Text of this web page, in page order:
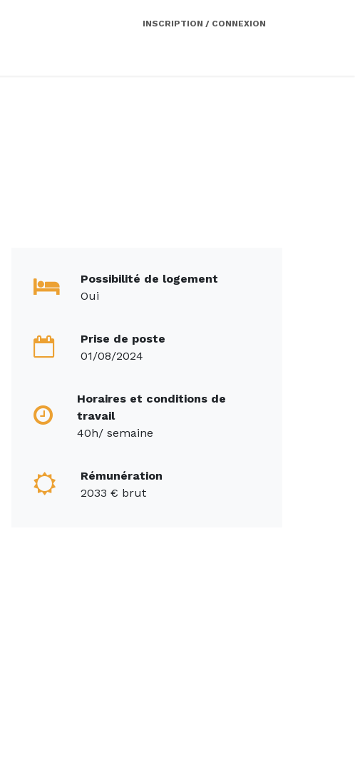
INSCRIPTION / CONNEXION
Possibilité de logement
Oui
Prise de poste
01/08/2024
Horaires et conditions de
travail
40h/ semaine
Rémunération
2033 € brut